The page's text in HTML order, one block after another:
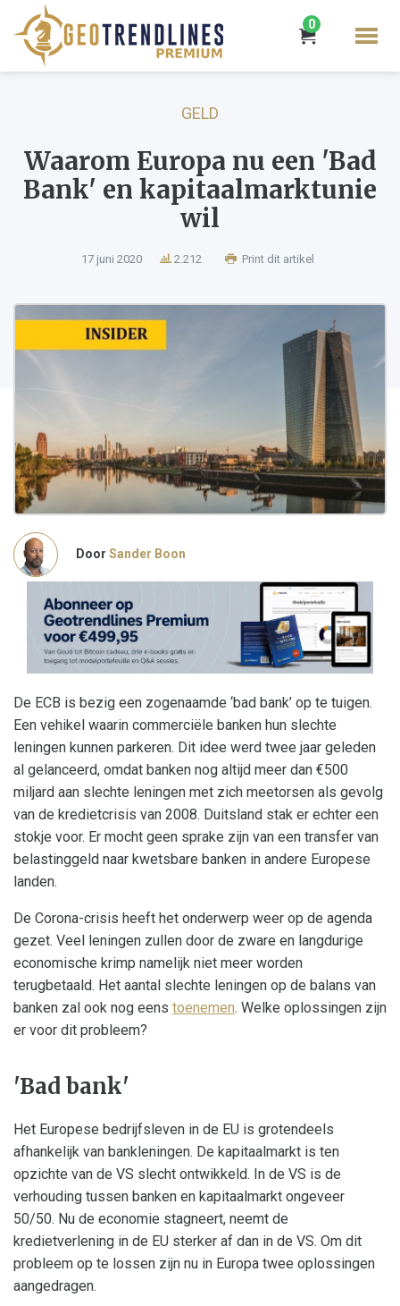
0
GELD
Waarom Europa nu een 'Bad
Bank' en kapitaalmarktunie
wil
17 juni 2020 2.212 Print dit artikel
Door Sander Boon
De ECB is bezig een zogenaamde ‘bad bank’ op te tuigen.
Een vehikel waarin commerciële banken hun slechte
leningen kunnen parkeren. Dit idee werd twee jaar geleden
al gelanceerd, omdat banken nog altijd meer dan €500
miljard aan slechte leningen met zich meetorsen als gevolg
van de kredietcrisis van 2008. Duitsland stak er echter een
stokje voor. Er mocht geen sprake zijn van een transfer van
belastinggeld naar kwetsbare banken in andere Europese
landen.
De Corona-crisis heeft het onderwerp weer op de agenda
gezet. Veel leningen zullen door de zware en langdurige
economische krimp namelijk niet meer worden
terugbetaald. Het aantal slechte leningen op de balans van
banken zal ook nog eens toenemen. Welke oplossingen zijn
er voor dit probleem?
'Bad bank'
Het Europese bedrijfsleven in de EU is grotendeels
afhankelijk van bankleningen. De kapitaalmarkt is ten
opzichte van de VS slecht ontwikkeld. In de VS is de
verhouding tussen banken en kapitaalmarkt ongeveer
50/50. Nu de economie stagneert, neemt de
kredietverlening in de EU sterker af dan in de VS. Om dit
probleem op te lossen zijn nu in Europa twee oplossingen
aangedragen.